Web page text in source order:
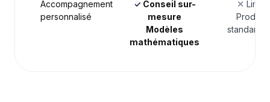
Accompagnement
personnalisé
✓Conseil sur-
mesure
Modèles
mathématiques
✕ Limité
Produits